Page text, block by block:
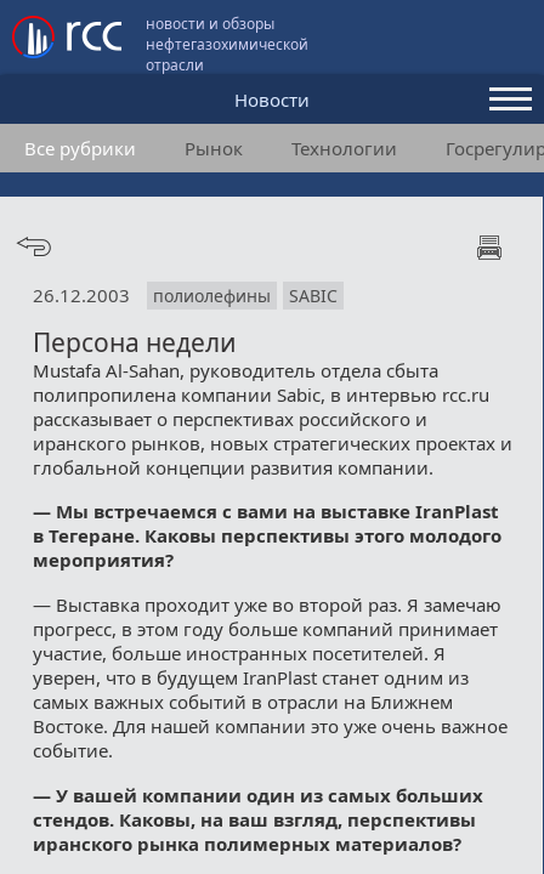
новости и обзоры
нефтегазохимической
отрасли
Новости
Аналитика и мнения
Конференции
Подписка
Пользовательское соглашение
Медиакит
Все рубрики Рынок Технологии
26.12.2003 полиолефины SABIC
Персона недели
Mustafa Al-Sahan, руководитель отдела сбыта
полипропилена компании Sabic, в интервью rcc.ru
рассказывает о перспективах российского и
иранского рынков, новых стратегических проектах и
глобальной концепции развития компании.
— Мы встречаемся с вами на выставке IranPlast
в Тегеране. Каковы перспективы этого молодого
мероприятия?
— Выставка проходит уже во второй раз. Я замечаю
прогресс, в этом году больше компаний принимает
участие, больше иностранных посетителей. Я
уверен, что в будущем IranPlast станет одним из
самых важных событий в отрасли на Ближнем
Востоке. Для нашей компании это уже очень важное
событие.
— У вашей компании один из самых больших
стендов. Каковы, на ваш взгляд, перспективы
иранского рынка полимерных материалов?